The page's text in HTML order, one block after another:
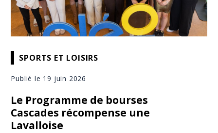
SPORTS ET LOISIRS
Publié le 19 juin 2026
Le Programme de bourses
Cascades récompense une
Lavalloise